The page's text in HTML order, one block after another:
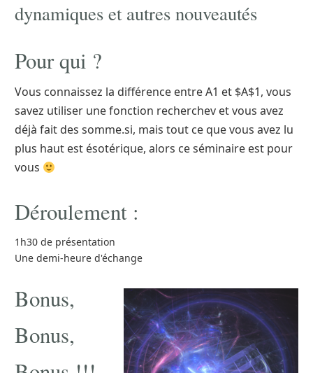
dynamiques et autres nouveautés
Pour qui ?
Vous connaissez la différence entre A1 et $A$1, vous
savez utiliser une fonction recherchev et vous avez
déjà fait des somme.si, mais tout ce que vous avez lu
plus haut est ésotérique, alors ce séminaire est pour
vous
Déroulement :
1h30 de présentation
Une demi-heure d'échange
Bonus,
Bonus,